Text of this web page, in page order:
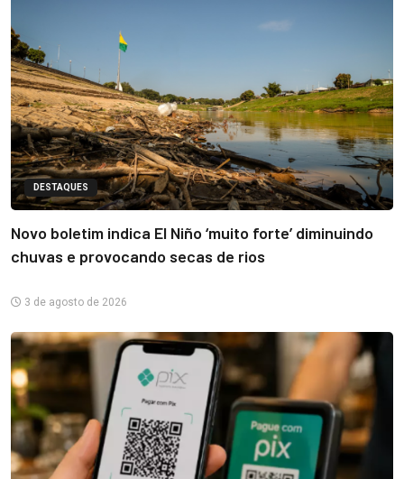
DESTAQUES
Novo boletim indica El Niño ‘muito forte’ diminuindo
chuvas e provocando secas de rios
3 de agosto de 2026